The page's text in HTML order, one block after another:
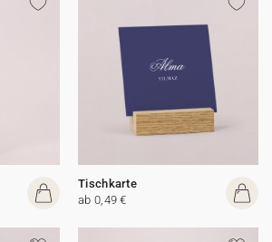
Tischkarte
ab 0,49 €